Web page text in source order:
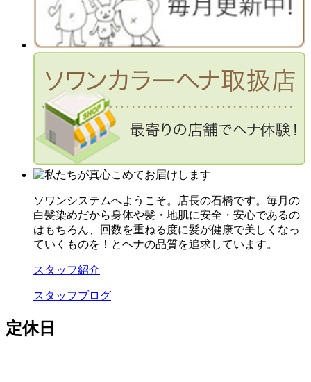
ソワンシステムへようこそ。店長の石橋です。毎月の
白髪染めだから身体や髪・地肌に安全・安心であるの
はもちろん、回数を重ねる度に髪が健康で美しくなっ
ていくものを！とヘナの品質を追求しています。
スタッフ紹介
スタッフブログ
定休日